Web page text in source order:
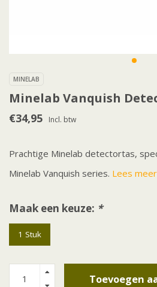
MINELAB
Minelab Vanquish
€34,95 Incl. btw
Prachtige Minelab detectortas,
Minelab Vanquish series. Lees
Maak een keuze: *
1 Stuk
Toevoegen